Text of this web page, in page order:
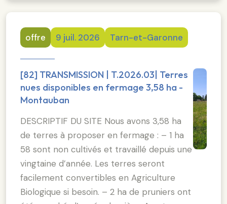
offre 9 juil. 2026 Tarn-et-Garonne
[82] TRANSMISSION | T.2026.03| Terres
nues disponibles en fermage 3,58 ha -
Montauban
DESCRIPTIF DU SITE Nous avons 3,58 ha
de terres à proposer en fermage : – 1 ha
58 sont non cultivés et travaillé depuis une
vingtaine d’année. Les terres seront
facilement convertibles en Agriculture
Biologique si besoin. – 2 ha de pruniers ont